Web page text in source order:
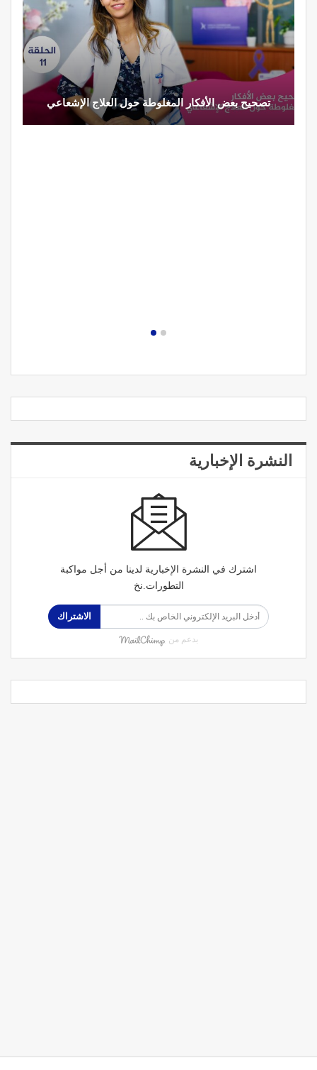
تصحيح بعض الأفكار المغلوطة حول العلاج الإشعاعي
النشرة الإخبارية
اشترك في النشرة الإخبارية لدينا من أجل مواكبة
التطورات.نخ
الاشتراك
بدعم من